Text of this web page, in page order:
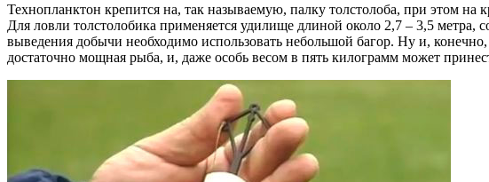
Технопланктон крепится на, так называемую, палку толстолоба, при этом на
Для ловли толстолобика применяется удилище длиной около 2,7 – 3,5
выведения добычи необходимо использовать небольшой багор. Ну и,
достаточно мощная рыба, и, даже особь весом в пять килограмм может